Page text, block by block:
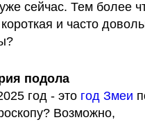
сейчас. Тем более
и часто
подола
год - это год Змеи
Возможно,